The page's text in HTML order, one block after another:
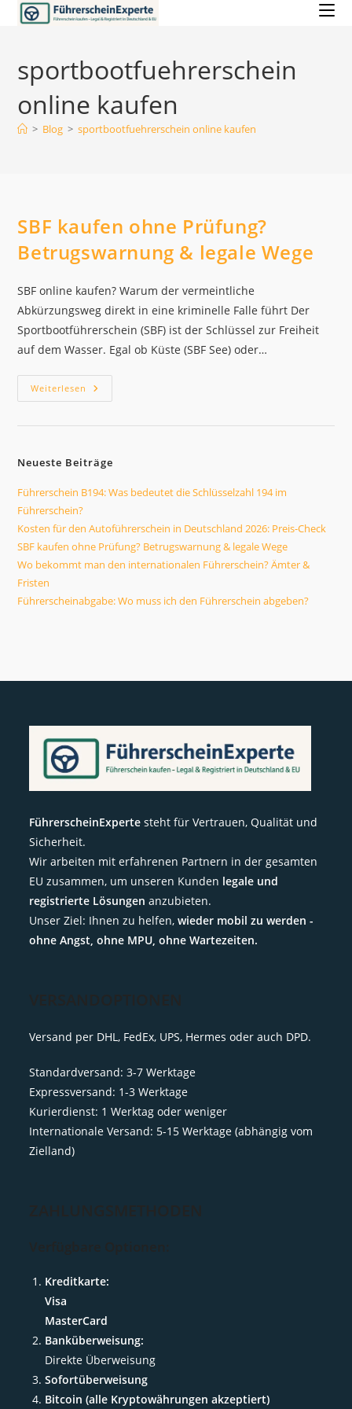
Zum
Inhalt
sportbootfuehrerschein
online kaufen
> Blog > sportbootfuehrerschein online kaufen
SBF kaufen ohne Prüfung?
Betrugswarnung & legale Wege
SBF online kaufen? Warum der vermeintliche
Abkürzungsweg direkt in eine kriminelle Falle führt Der
Sportbootführerschein (SBF) ist der Schlüssel zur Freiheit
auf dem Wasser. Egal ob Küste (SBF See) oder…
Weiterlesen SBF
Kaufen
Wege
Neueste Beiträge
Führerschein B194: Was bedeutet die Schlüsselzahl 194 im
Führerschein?
Kosten für den Autoführerschein in Deutschland 2026: Preis-Check
SBF kaufen ohne Prüfung? Betrugswarnung & legale Wege
Wo bekommt man den internationalen Führerschein? Ämter &
Fristen
Führerscheinabgabe: Wo muss ich den Führerschein abgeben?
FührerscheinExperte steht für Vertrauen, Qualität und
Sicherheit.
Wir arbeiten mit erfahrenen Partnern in der gesamten
EU zusammen, um unseren Kunden legale und
registrierte Lösungen anzubieten.
Unser Ziel: Ihnen zu helfen,wieder mobil zu werden -
ohne Angst, ohne MPU, ohne Wartezeiten.
Versand per DHL, FedEx, UPS, Hermes oder auch DPD.
Standardversand: 3-7 Werktage
Expressversand: 1-3 Werktage
Kurierdienst: 1 Werktag oder weniger
Internationale Versand: 5-15 Werktage (abhängig vom
Zielland)
Kreditkarte:
Visa
MasterCard
Banküberweisung:
Direkte Überweisung
Sofortüberweisung
Bitcoin (alle Kryptowährungen akzeptiert)